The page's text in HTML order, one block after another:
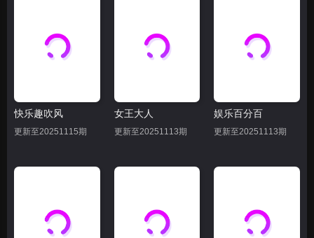
20250801 20250802 20250804
20250818上 20250818下 20250819
快乐趣吹风
更新至20251115期
女王大人
更新至20251113期
娱乐百分百
更新至20251113期